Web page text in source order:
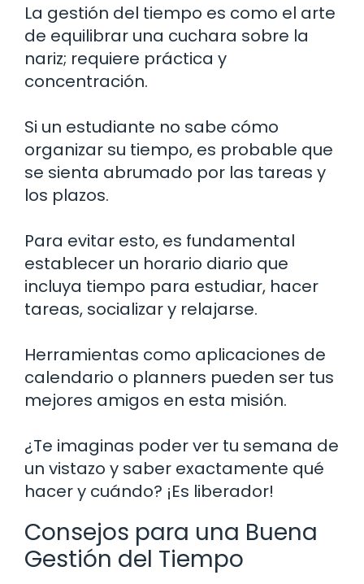
La gestión del tiempo es como el arte
de equilibrar una cuchara sobre la
nariz; requiere práctica y
concentración.
Si un estudiante no sabe cómo
organizar su tiempo, es probable que
se sienta abrumado por las tareas y
los plazos.
Para evitar esto, es fundamental
establecer un horario diario que
incluya tiempo para estudiar, hacer
tareas, socializar y relajarse.
Herramientas como aplicaciones de
calendario o planners pueden ser tus
mejores amigos en esta misión.
¿Te imaginas poder ver tu semana de
un vistazo y saber exactamente qué
hacer y cuándo? ¡Es liberador!
Consejos para una Buena
Gestión del Tiempo